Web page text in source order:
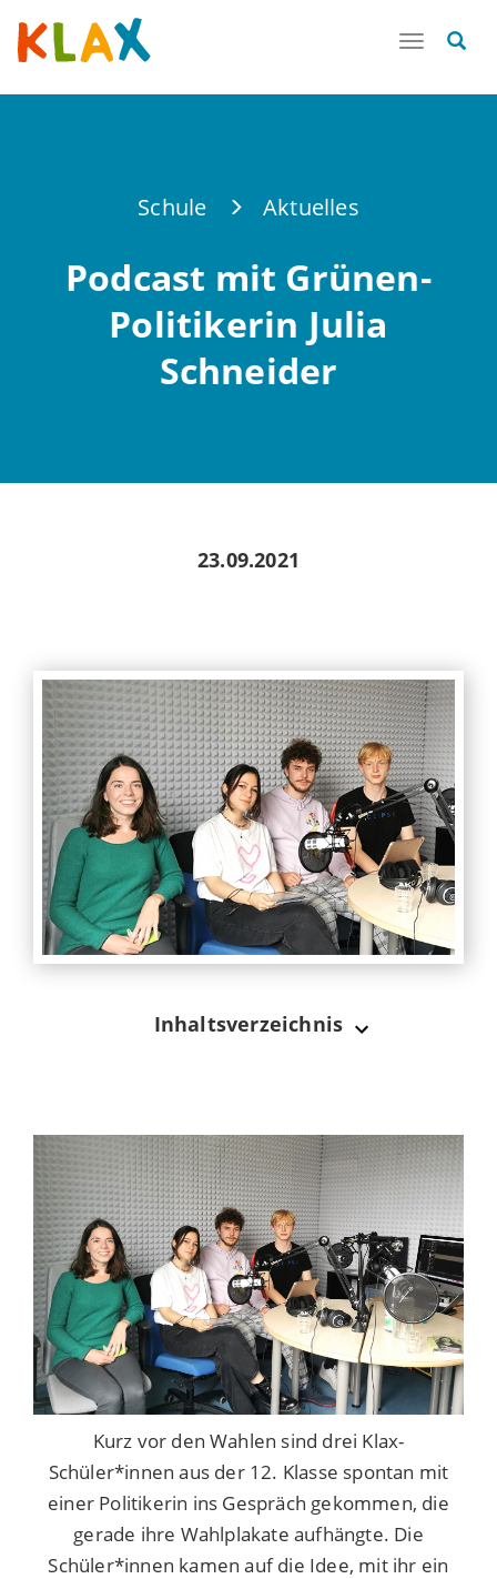
Toggle
Schule Aktuelles
Podcast mit Grünen-
Politikerin Julia
Schneider
23.09.2021
Inhaltsverzeichnis
Kurz vor den Wahlen sind drei Klax-
Schüler*innen aus der 12. Klasse spontan mit
einer Politikerin ins Gespräch gekommen, die
gerade ihre Wahlplakate aufhängte. Die
Schüler*innen kamen auf die Idee, mit ihr ein